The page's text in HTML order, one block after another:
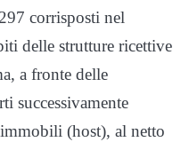
corrisposti nel
delle strutture ricettive
a fronte delle
successivamente
(host), al netto